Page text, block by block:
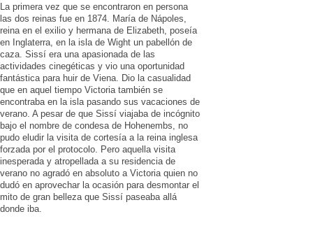
La primera vez que se encontraron en persona
las dos reinas fue en 1874. María de Nápoles,
reina en el exilio y hermana de Elizabeth, poseía
en Inglaterra, en la isla de Wight un pabellón de
caza. Sissí era una apasionada de las
actividades cinegéticas y vio una oportunidad
fantástica para huir de Viena. Dio la casualidad
que en aquel tiempo Victoria también se
encontraba en la isla pasando sus vacaciones de
verano. A pesar de que Sissí viajaba de incógnito
bajo el nombre de condesa de Hohenembs, no
pudo eludir la visita de cortesía a la reina inglesa
forzada por el protocolo. Pero aquella visita
inesperada y atropellada a su residencia de
verano no agradó en absoluto a Victoria quien no
dudó en aprovechar la ocasión para desmontar el
mito de gran belleza que Sissí paseaba allá
donde iba.